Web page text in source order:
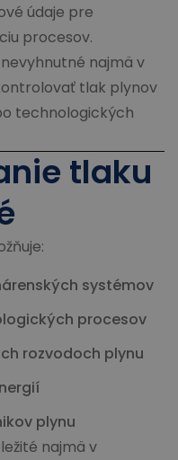
údaje pre
procesov.
najmä v
tlak plynov
technologických
tlaku
systémov
procesov
rozvodoch plynu
plynu
najmä v